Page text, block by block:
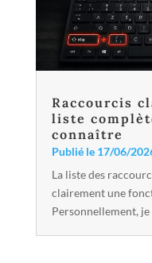
Raccourcis
liste
connaître
Publié le 17/06/
La liste des
clairement une
Personnellement, je